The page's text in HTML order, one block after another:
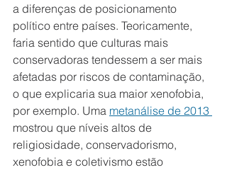
a diferenças de posicionamento
político entre países. Teoricamente,
faria sentido que culturas mais
conservadoras tendessem a ser mais
afetadas por riscos de contaminação,
o que explicaria sua maior xenofobia,
por exemplo. Uma metanálise de 2013
mostrou que níveis altos de
religiosidade, conservadorismo,
xenofobia e coletivismo estão